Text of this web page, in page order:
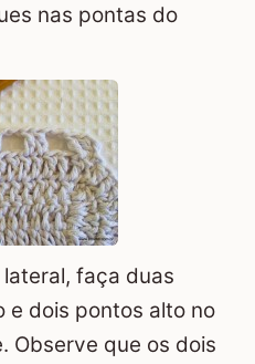
nas pontas do
faça duas
e dois pontos alto no
Observe que os dois